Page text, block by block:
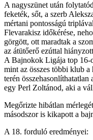
A nagyszünet után
feketék, sőt, a szerb
mértani pontosságú
Flevarakisz időkérése,
görgött, ott maradtak a
az átütőerő ezúttal
A Bajnokok Ligája top 16-
mint az összes többi klub a
terén
egy Perl Zoltánod, aki a
Megőrizte hibátlan
másodszor is kikapott a
A 18. forduló eredményei: